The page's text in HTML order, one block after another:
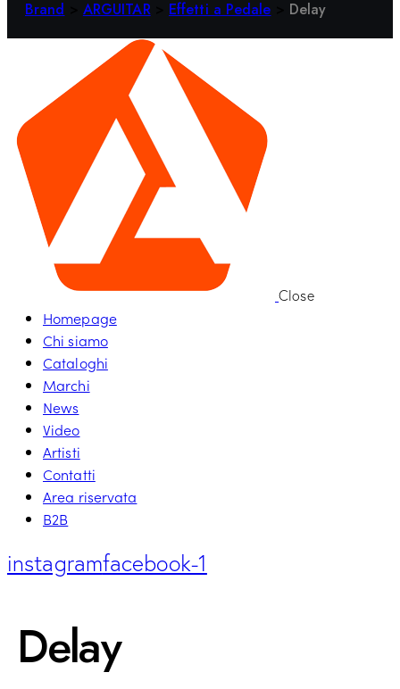
Brand ARGUITAR Effetti a Pedale Delay
Close
Homepage
Chi siamo
Cataloghi
Marchi
News
Video
Artisti
Contatti
Area riservata
B2B
instagramfacebook-1
Delay